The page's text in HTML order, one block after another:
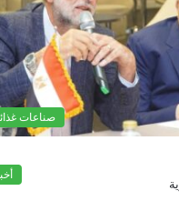
صناعات